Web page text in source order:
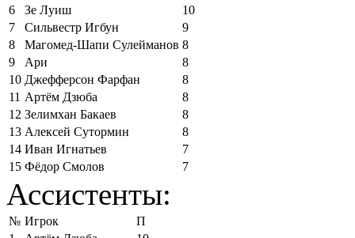
6
Зе Луиш
10
7
Сильвестр Игбун
9
8
Магомед-Шапи Сулейманов 8
9
Ари
8
10 Джефферсон Фарфан
8
11 Артём Дзюба
8
12 Зелимхан Бакаев
8
13 Алексей Сутормин
8
14 Иван Игнатьев
7
15 Фёдор Смолов 7
Ассистенты:
№ Игрок
П